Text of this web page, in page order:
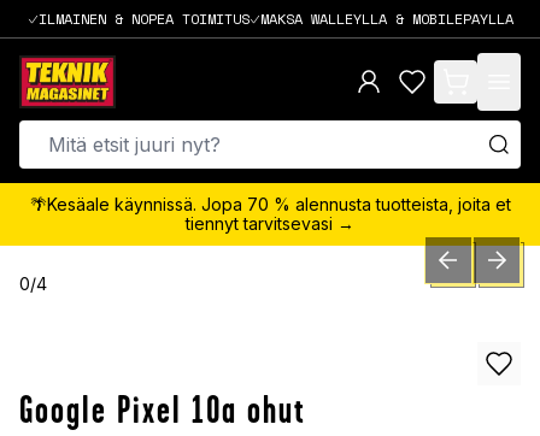
ILMAINEN & NOPEA TOIMITUS MAKSA WALLEYLLA & MOBILEPAYLLA
items in cart,
🌴Kesäale käynnissä. Jopa 70 % alennusta tuotteista, joita et
tiennyt tarvitsevasi →
0/4 PREVIOUSNEXT
Google Pixel 10a ohut